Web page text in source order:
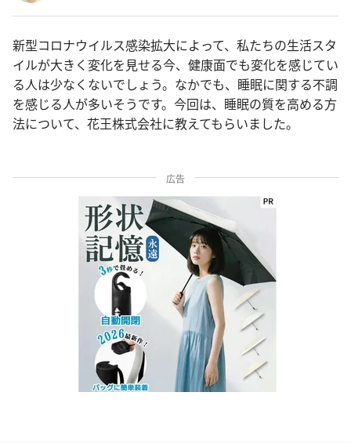
新型コロナウイルス感染拡大によって、私たちの生活スタ
イルが大きく変化を見せる今、健康面でも変化を感じてい
る人は少なくないでしょう。なかでも、睡眠に関する不調
を感じる人が多いそうです。今回は、睡眠の質を高める方
法について、花王株式会社に教えてもらいました。
広告